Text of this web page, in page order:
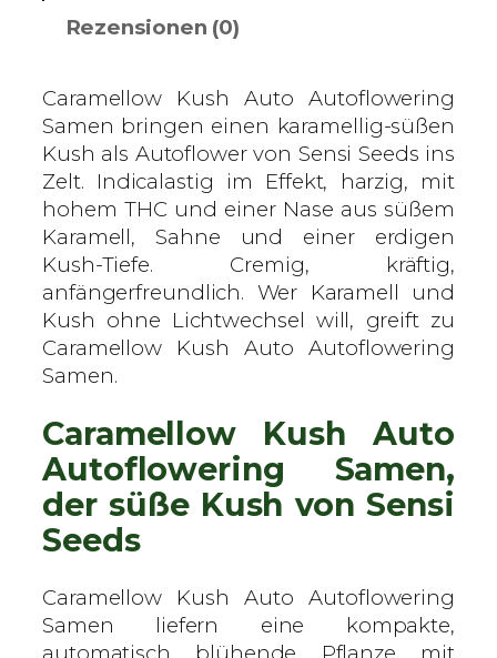
€
K
u
s
h
A
u
t
o
–
S
e
s
S
e
e
s
–
A
Rezensionen (0)
Caramellow Kush Auto Autoflowering
Samen bringen einen karamellig-süßen
Kush als Autoflower von Sensi Seeds ins
Zelt. Indicalastig im Effekt, harzig, mit
hohem THC und einer Nase aus süßem
Karamell, Sahne und einer erdigen
Kush-Tiefe. Cremig, kräftig,
anfängerfreundlich. Wer Karamell und
Kush ohne Lichtwechsel will, greift zu
Caramellow Kush Auto Autoflowering
Samen.
Caramellow Kush Auto
Autoflowering Samen,
der süße Kush von Sensi
Seeds
Caramellow Kush Auto Autoflowering
Samen liefern eine kompakte,